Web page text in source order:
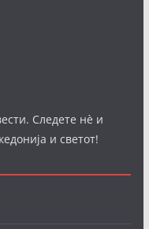
Следете нè и
и светот!